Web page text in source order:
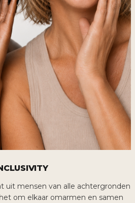
uit mensen van alle achtergronden
om elkaar omarmen en samen